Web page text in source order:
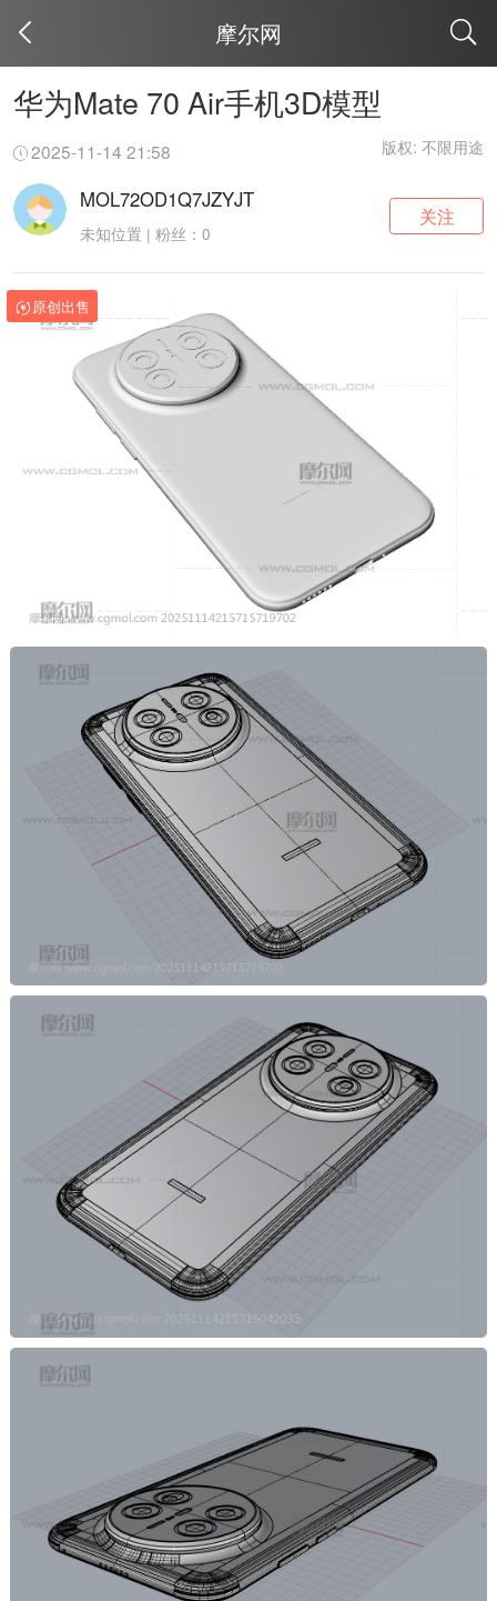
摩尔网
华为Mate 70 Air手机3D模型
2025-11-14 21:58 版权: 不限用途
MOL72OD1Q7JZYJT
未知位置 | 粉丝：0
关注
原创出售
取消